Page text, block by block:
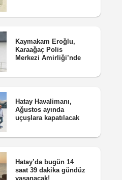
Kaymakam Eroğlu,
Karaağaç Polis
Merkezi Amirliği’nde
Hatay Havalimanı,
Ağustos ayında
uçuşlara kapatılacak
Hatay’da bugün 14
saat 39 dakika gündüz
yaşanacak!